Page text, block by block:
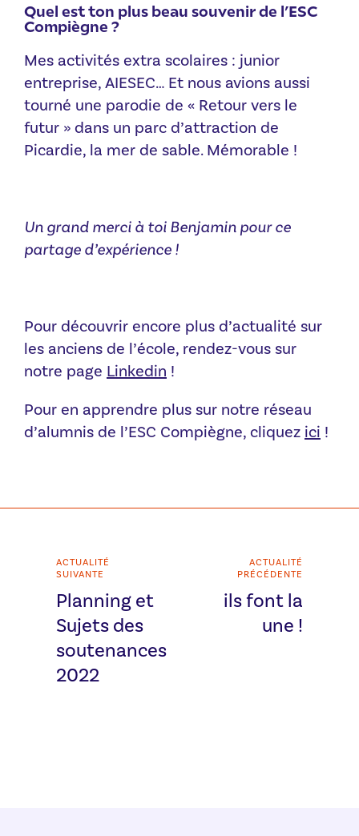
Quel est ton plus beau souvenir de l’ESC
Compiègne ?
Mes activités extra scolaires : junior
entreprise, AIESEC… Et nous avions aussi
tourné une parodie de « Retour vers le
futur » dans un parc d’attraction de
Picardie, la mer de sable. Mémorable !
Un grand merci à toi Benjamin pour ce
partage d’expérience !
Pour découvrir encore plus d’actualité sur
les anciens de l’école, rendez-vous sur
notre page Linkedin !
Pour en apprendre plus sur notre réseau
d’alumnis de l’ESC Compiègne, cliquez ici !
ACTUALITÉ
SUIVANTE
Planning et
Sujets des
soutenances
2022
ACTUALITÉ
PRÉCÉDENTE
ils font la
une !